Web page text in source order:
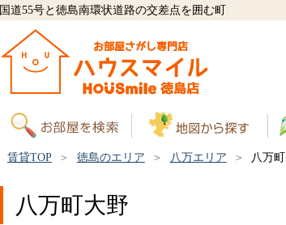
国道55号と徳島南環状道路の交差点を囲む町
賃貸TOP 徳島のエリア 八万エリア 八万
八万町大野